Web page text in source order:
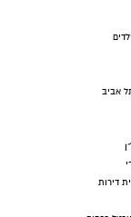
אביב
דירות